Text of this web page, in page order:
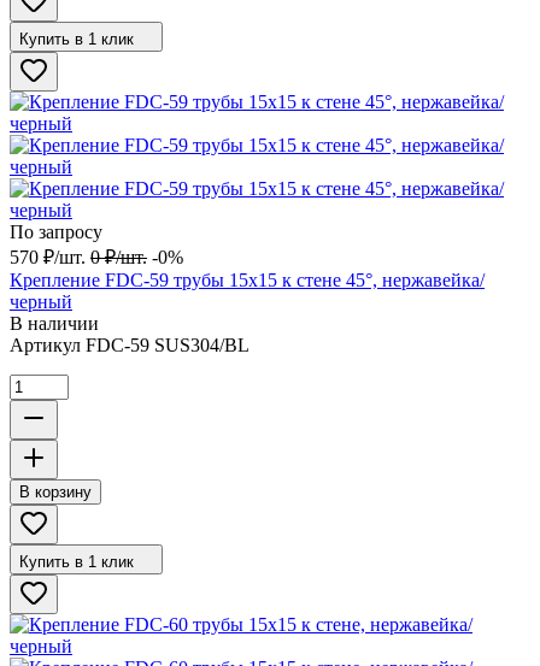
Купить в 1 клик
По запросу
570 ₽/шт. 0 ₽/шт. -0%
Крепление FDC-59 трубы 15х15 к стене 45°, нержавейка/
черный
В наличии
Артикул FDC-59 SUS304/BL
В корзину
Купить в 1 клик